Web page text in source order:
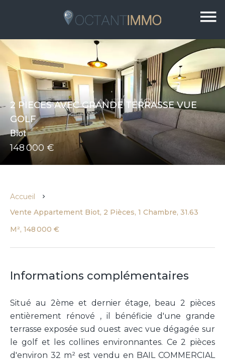
2 PIECES AVEC GRANDE TERRASSE VUE
GOLF
Biot
148 000 €
Accueil
Vente Appartement Biot, 2 Pièces, 1 Chambre, 31.63
M², 148 000 €
Informations complémentaires
Situé au 2ème et dernier étage, beau 2 pièces
entièrement rénové , il bénéficie d'une grande
terrasse exposée sud ouest avec vue dégagée sur
le golf et les collines environnantes. Ce 2 pièces
d'environ 32 m² est vendu en BAIL COMMERCIAL